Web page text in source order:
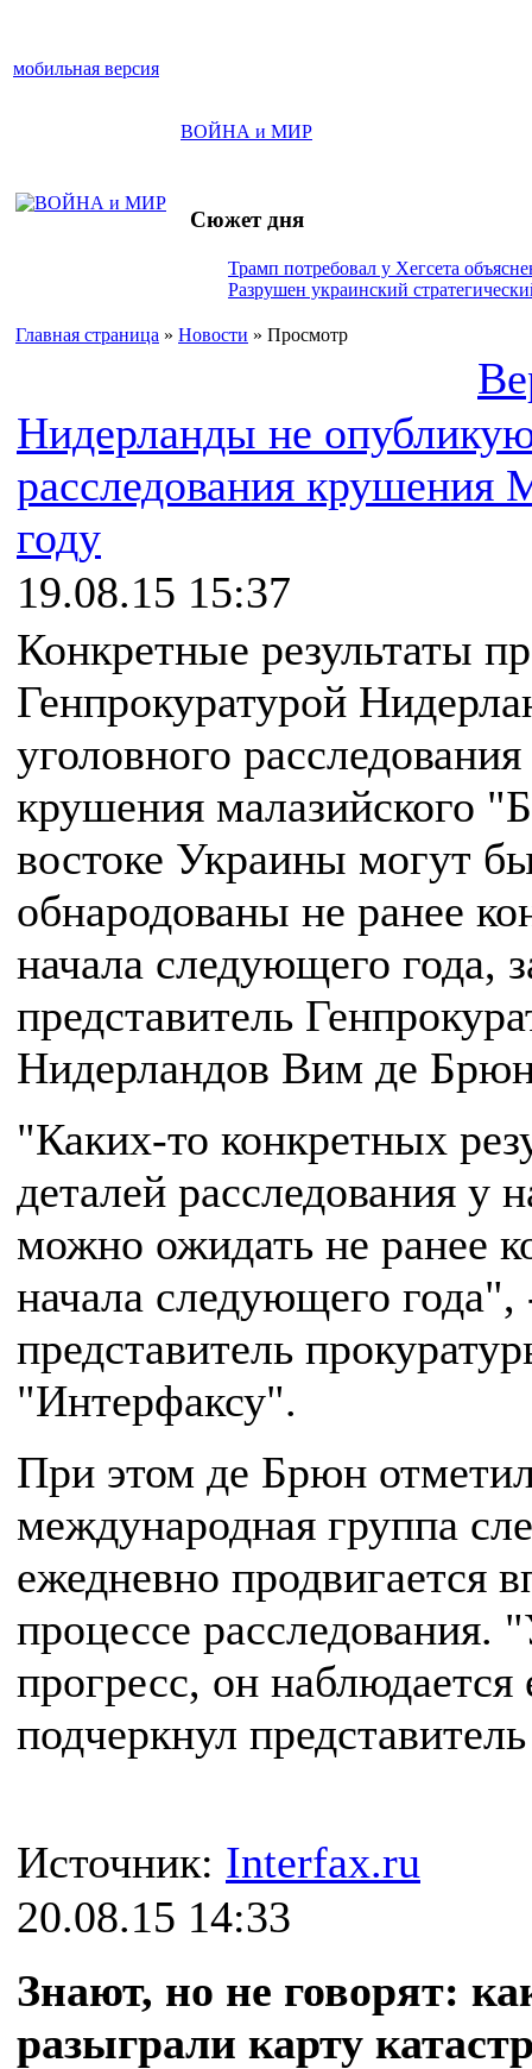
мобильная версия
ВОЙНА и МИР
Сюжет дня
Трамп потребовал у Хегсета
Разрушен украинский
Главная страница » Новости » Просмотр
Нидерланды не
расследования крушения
году
19.08.15 15:37
Конкретные результаты
Генпрокуратурой
уголовного
крушения малазийского
востоке Украины могут
обнародованы не ранее
начала следующего года,
представитель
Нидерландов Вим де
"Каких-то конкретных
деталей расследования у
можно ожидать не ранее
начала следующего года",
представитель
"Интерфаксу".
При этом де Брюн
международная группа
ежедневно продвигается
процессе расследования.
прогресс, он
подчеркнул
Источник: Interfax.ru
20.08.15 14:33
Знают, но не говорят:
разыграли карту